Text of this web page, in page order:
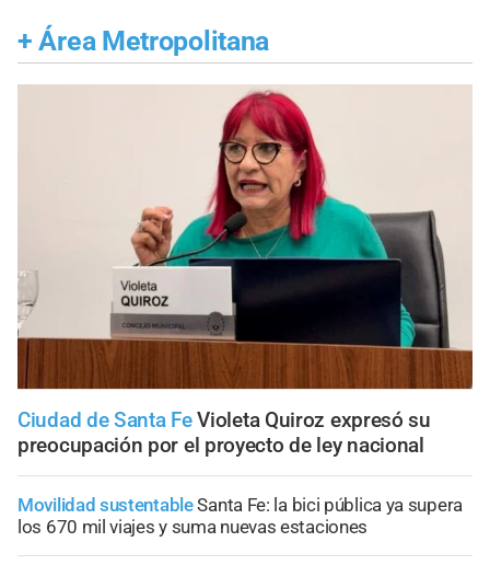
+ Área Metropolitana
Ciudad de Santa Fe Violeta Quiroz expresó su
preocupación por el proyecto de ley nacional
Movilidad sustentableSanta Fe: la bici pública ya supera
los 670 mil viajes y suma nuevas estaciones